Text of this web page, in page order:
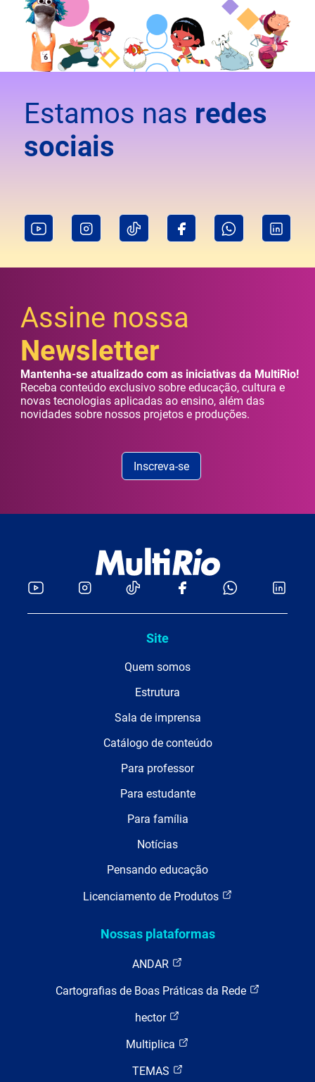
Estamos nas redes
sociais
Assine nossa
Newsletter
Mantenha-se atualizado com as iniciativas da MultiRio!
Receba conteúdo exclusivo sobre educação, cultura e
novas tecnologias aplicadas ao ensino, além das
novidades sobre nossos projetos e produções.
Inscreva-se
Site
Quem somos
Estrutura
Sala de imprensa
Catálogo de conteúdo
Para professor
Para estudante
Para família
Notícias
Pensando educação
Licenciamento de Produtos
Nossas plataformas
ANDAR
Cartografias de Boas Práticas da Rede
hector
Multiplica
TEMAS